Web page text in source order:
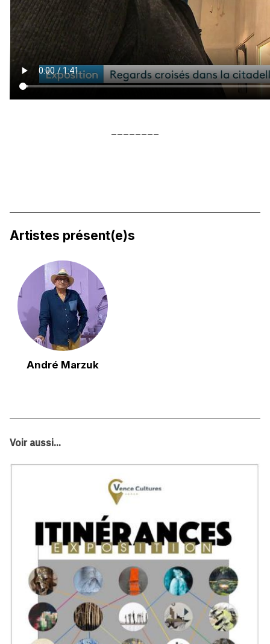
Artistes présent(e)s
André Marzuk
Voir aussi...